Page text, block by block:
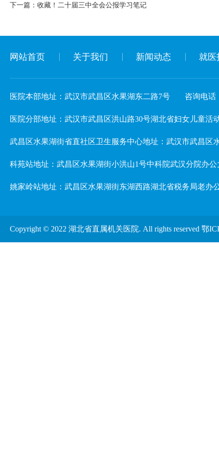
下一篇： 收藏！二十届三中全会公报学习笔记
网站首页 关于我们 新闻动态 就医
医院本部地址：武汉市武昌区水果湖东二路7号 咨询电话
医院分部地址：武汉市武昌区洪山路30号湖北省妇女儿童
武昌区水果湖街省直社区卫生服务中心地址：武汉市武昌区
科苑站地址：武昌区水果湖街小洪山1号中科院武汉分院办
姚家岭站地址：武昌区水果湖街东湖西路湖北省税务局老办
Copyright © 2022 湖北省直属机关医院. All rights reserved 鄂